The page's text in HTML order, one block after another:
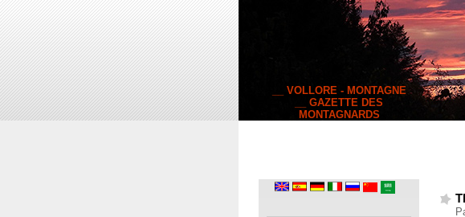
__ VOLLORE - MONTAGNE
__ GAZETTE DES
MONTAGNARDS